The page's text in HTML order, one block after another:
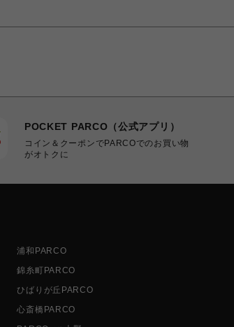
POCKET PARCO（公式アプリ）
コイン＆クーポンでPARCOでのお買い物
がオトクに
浦和PARCO
錦糸町PARCO
ひばりが丘PARCO
心斎橋PARCO